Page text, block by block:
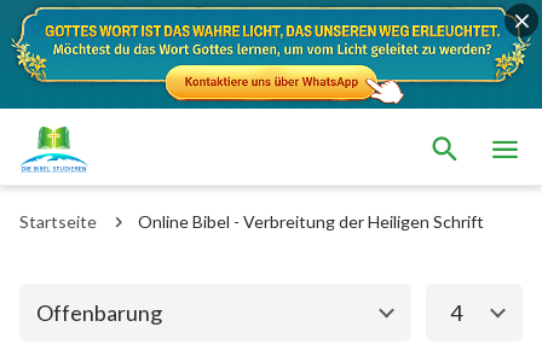
Startseite Online Bibel - Verbreitung der Heiligen Schrift
Offenbarung
Das alte Testament Das neue Testament
Matthäus Markus
Apostelgeschichte 4